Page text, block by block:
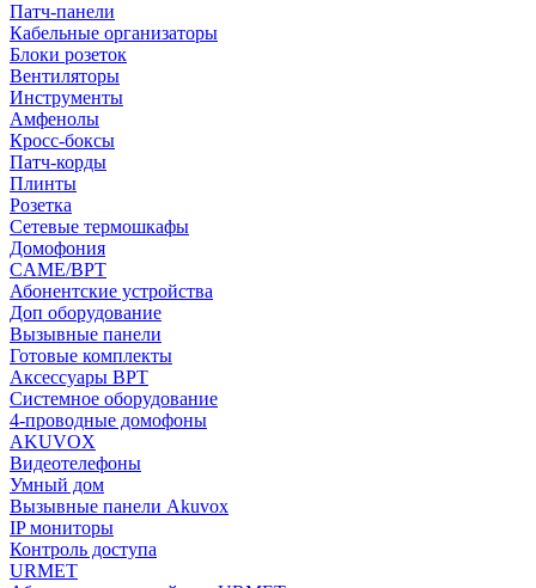
Патч-панели
Кабельные организаторы
Блоки розеток
Вентиляторы
Инструменты
Амфенолы
Кросс-боксы
Патч-корды
Плинты
Розетка
Сетевые термошкафы
Домофония
CAME/BPT
Абонентские устройства
Доп оборудование
Вызывные панели
Готовые комплекты
Аксессуары BPT
Системное оборудование
4-проводные домофоны
AKUVOX
Видеотелефоны
Умный дом
Вызывные панели Akuvox
IP мониторы
Контроль доступа
URMET